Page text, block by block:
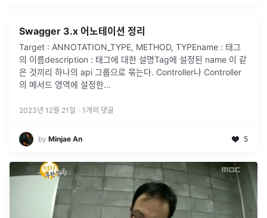
Swagger 3.x 어노테이션 정리
Target : ANNOTATION_TYPE, METHOD, TYPEname : 태그
의 이름description : 태그에 대한 설명Tag에 설정된 name 이 같
은 것끼리 하나의 api 그룹으로 묶는다. Controller나 Controller
의 메서드 영역에 설정한...
2023년 12월 21일 · 1 개의 댓글
by Minjae An 5